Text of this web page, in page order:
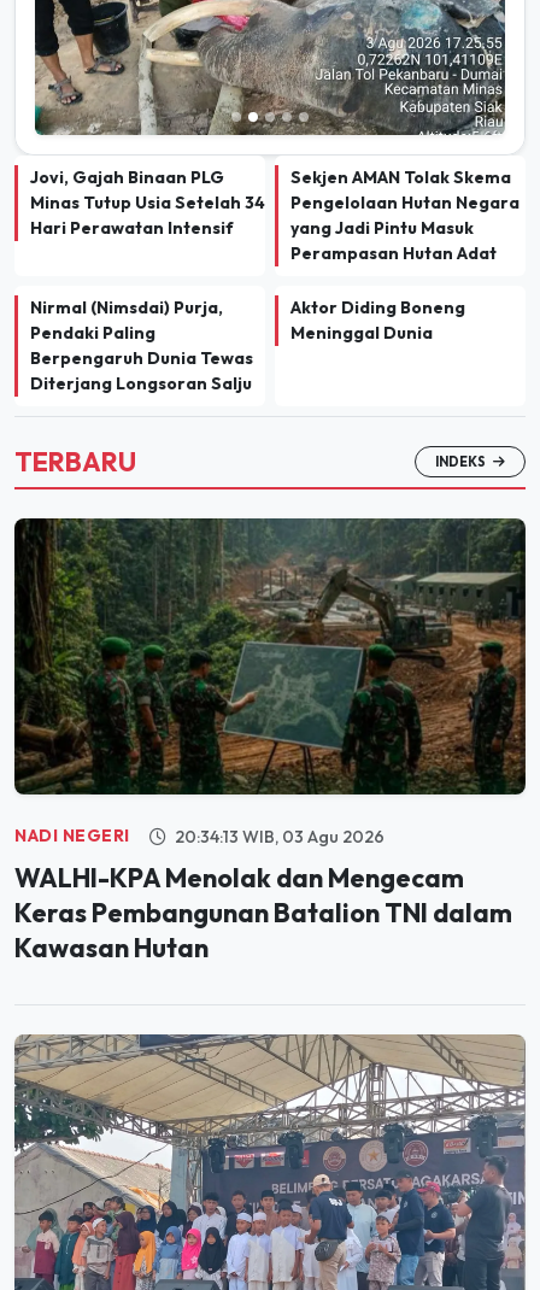
Jovi, Gajah Binaan PLG
Minas Tutup Usia Setelah 34
Hari Perawatan Intensif
Sekjen AMAN Tolak Skema
Pengelolaan Hutan Negara
yang Jadi Pintu Masuk
Perampasan Hutan Adat
Nirmal (Nimsdai) Purja,
Pendaki Paling
Berpengaruh Dunia Tewas
Diterjang Longsoran Salju
Aktor Diding Boneng
Meninggal Dunia
TERBARU INDEKS
NADI NEGERI 20:34:13 WIB, 03 Agu 2026
WALHI-KPA Menolak dan Mengecam
Keras Pembangunan Batalion TNI dalam
Kawasan Hutan